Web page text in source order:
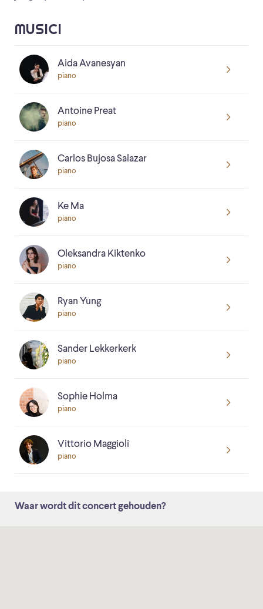
MUSICI
Aida Avanesyan
piano
Antoine Preat
piano
Carlos Bujosa Salazar
piano
Ke Ma
piano
Oleksandra Kiktenko
piano
Ryan Yung
piano
Sander Lekkerkerk
piano
Sophie Holma
piano
Vittorio Maggioli
piano
Waar wordt dit concert gehouden?